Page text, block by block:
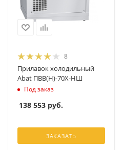
8
Прилавок холодильный
Abat ПВВ(Н)-70Х-НШ
Под заказ
138 553 руб.
ЗАКАЗАТЬ